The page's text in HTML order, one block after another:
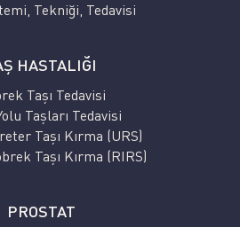
Tekniği, Tedavisi
HASTALIĞI
Taşı Tedavisi
Taşları Tedavisi
Taşı Kırma (URS)
Taşı Kırma (RIRS)
PROSTAT